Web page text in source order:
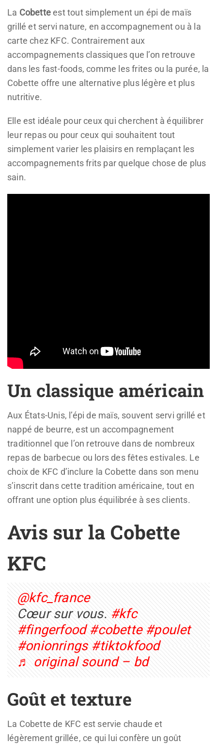
La Cobetteest tout simplement un épi de maïs
grillé et servi nature, en accompagnement ou à la
carte chez KFC. Contrairement aux
accompagnements classiques que l’on retrouve
dans les fast-foods, comme les frites ou la purée, la
Cobette offre une alternative plus légère et plus
nutritive.
Elle est idéale pour ceux qui cherchent à équilibrer
leur repas ou pour ceux qui souhaitent tout
simplement varier les plaisirs en remplaçant les
accompagnements frits par quelque chose de plus
sain.
Un classique américain
Aux États-Unis, l’épi de maïs, souvent servi grillé et
nappé de beurre, est un accompagnement
traditionnel que l’on retrouve dans de nombreux
repas de barbecue ou lors des fêtes estivales. Le
choix de KFC d’inclure la Cobette dans son menu
s’inscrit dans cette tradition américaine, tout en
offrant une option plus équilibrée à ses clients.
Avis sur la Cobette
KFC
@kfc_france
Cœur sur vous. #kfc
#fingerfood #cobette #poulet
#onionrings #tiktokfood
♬ original sound – bd
Goût et texture
La Cobette de KFC est servie chaude et
légèrement grillée, ce qui lui confère un goût